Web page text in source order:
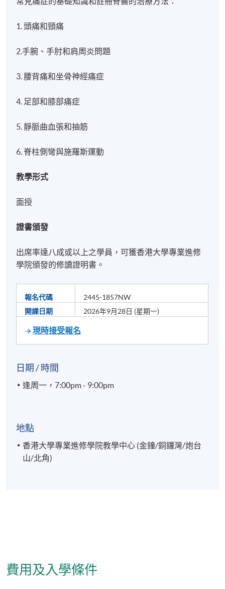
1. 頭痛和頸痛
2.手腕、手肘和肩周炎問題
3. 腰背痛和坐骨神經痛症
4. 足部和膝部痛症
5. 靜脈曲血張和抽筋
6. 脊柱側彎與施羅斯運動
教學形式
面授
證書頒發
出席率達八成或以上之學員，可獲香港大學專業進修
學院頒發的修讀證明書。
報名代碼
2445-1857NW
開課日期
2026年9月28日 (星期一)
現時接受報名
日期 / 時間
逢周一，7:00pm - 9:00pm
地點
香港大學專業進修學院教學中心 (金鐘/銅鑼灣/炮台
山/北角)
費用及入學條件